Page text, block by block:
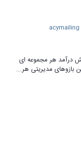
درآمد هر مجموعه ای
بازوهای مدیریتی هر...